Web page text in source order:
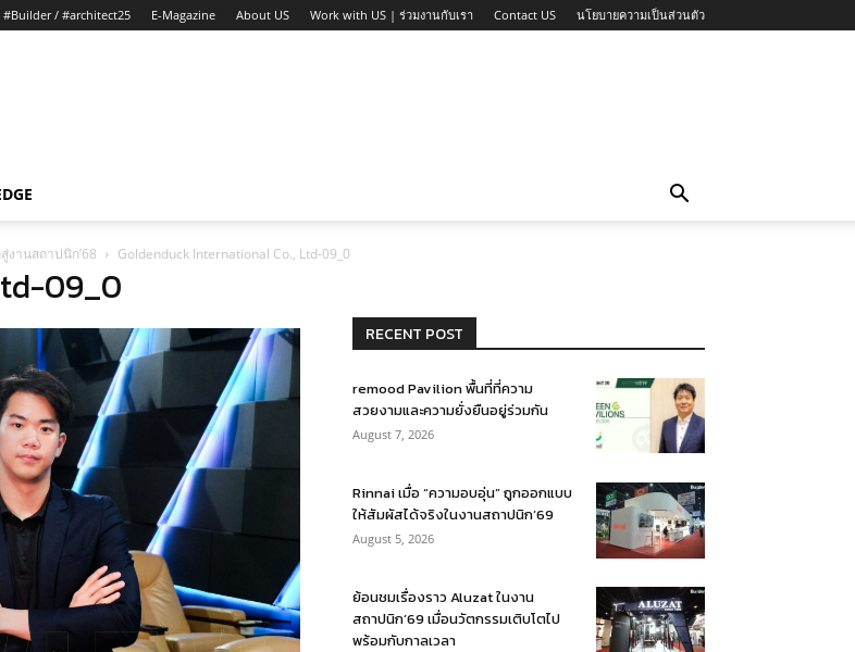
#Builder / #architect25 E-Magazine About US Work with US | ร่วมงานกับเรา Contact US นโยบายความเป็นส่วนตัว
งานสถาปนิก’68 Goldenduck International Co., Ltd-09_0
09_0
RECENT POST
remood Pavilion พื้นที่ที่ความ
สวยงามและความยั่งยืนอยู่ร่วมกัน
August 7, 2026
Rinnai เมื่อ “ความอบอุ่น” ถูกออกแบบ
ให้สัมผัสได้จริงในงานสถาปนิก’69
August 5, 2026
ย้อนชมเรื่องราว Aluzat ในงาน
สถาปนิก’69 เมื่อนวัตกรรมเติบโตไป
พร้อมกับกาลเวลา